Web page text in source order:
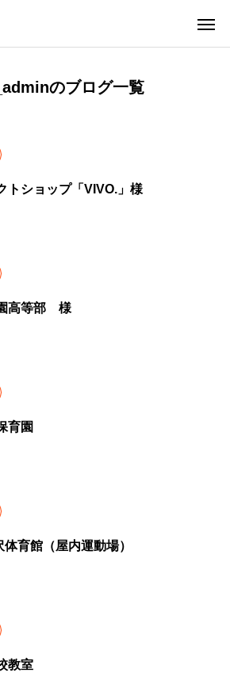
のブログ一覧
トショップ「VIVO.」様
高等部 様
育園
育館（屋内運動場）
教室